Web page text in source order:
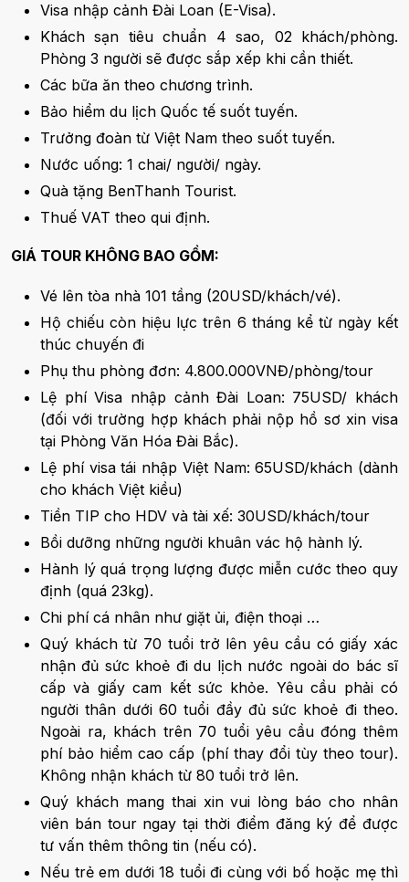
Visa nhập cảnh Đài Loan (E-Visa).
Khách sạn tiêu chuẩn 4 sao, 02 khách/phòng.
Phòng 3 người sẽ được sắp xếp khi cần thiết.
Các bữa ăn theo chương trình.
Bảo hiểm du lịch Quốc tế suốt tuyến.
Trưởng đoàn từ Việt Nam theo suốt tuyến.
Nước uống: 1 chai/ người/ ngày.
Quà tặng BenThanh Tourist.
Thuế VAT theo qui định.
GIÁ TOUR KHÔNG BAO GỒM:
Vé lên tòa nhà 101 tầng (20USD/khách/vé).
Hộ chiếu còn hiệu lực trên 6 tháng kể từ ngày kết
thúc chuyến đi
Phụ thu phòng đơn: 4.800.000VNĐ/phòng/tour
Lệ phí Visa nhập cảnh Đài Loan: 75USD/ khách
(đối với trường hợp khách phải nộp hồ sơ xin visa
tại Phòng Văn Hóa Đài Bắc).
Lệ phí visa tái nhập Việt Nam: 65USD/khách (dành
cho khách Việt kiều)
Tiền TIP cho HDV và tài xế: 30USD/khách/tour
Bồi dưỡng những người khuân vác hộ hành lý.
Hành lý quá trọng lượng được miễn cước theo quy
định (quá 23kg).
Chi phí cá nhân như giặt ủi, điện thoại …
Quý khách từ 70 tuổi trở lên yêu cầu có giấy xác
nhận đủ sức khoẻ đi du lịch nước ngoài do bác sĩ
cấp và giấy cam kết sức khỏe. Yêu cầu phải có
người thân dưới 60 tuổi đầy đủ sức khoẻ đi theo.
Ngoài ra, khách trên 70 tuổi yêu cầu đóng thêm
phí bảo hiểm cao cấp (phí thay đổi tùy theo tour).
Không nhận khách từ 80 tuổi trở lên.
Quý khách mang thai xin vui lòng báo cho nhân
viên bán tour ngay tại thời điểm đăng ký để được
tư vấn thêm thông tin (nếu có).
Nếu trẻ em dưới 18 tuổi đi cùng với bố hoặc mẹ thì